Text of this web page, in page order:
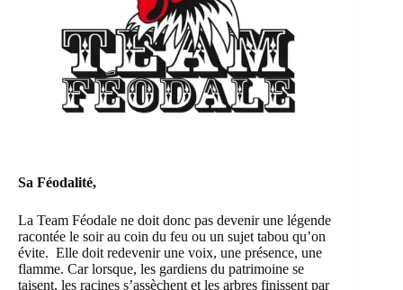
Sa Féodalité,
La Team Féodale ne doit donc pas devenir une légende
racontée le soir au coin du feu ou un sujet tabou qu’on
évite. Elle doit redevenir une voix, une présence, une
flamme. Car lorsque, les gardiens du patrimoine se
taisent, les racines s’assèchent et les arbres finissent par